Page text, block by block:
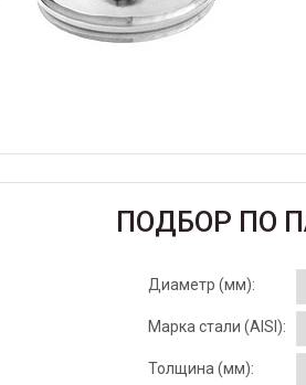
ПОДБОР ПО
Диаметр (мм):
Марка стали (AISI):
Толщина (мм):